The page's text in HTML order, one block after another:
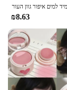
₪8.63